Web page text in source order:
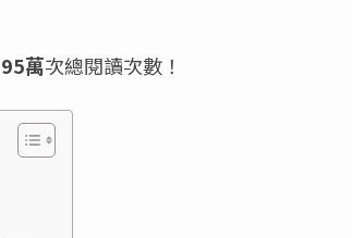
95萬次總閱讀次數！